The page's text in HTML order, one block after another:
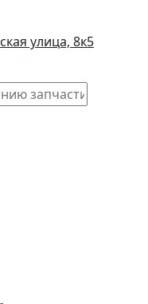
улица, 8к5